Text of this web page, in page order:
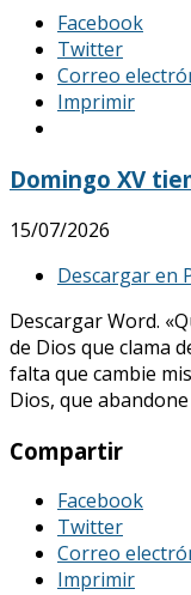
Facebook
Twitter
Correo
Imprimir
Domingo XV
15/07/2026
Descargar en
Descargar Word.
de Dios que clama
falta que cambie
Dios, que
Compartir
Facebook
Twitter
Correo
Imprimir